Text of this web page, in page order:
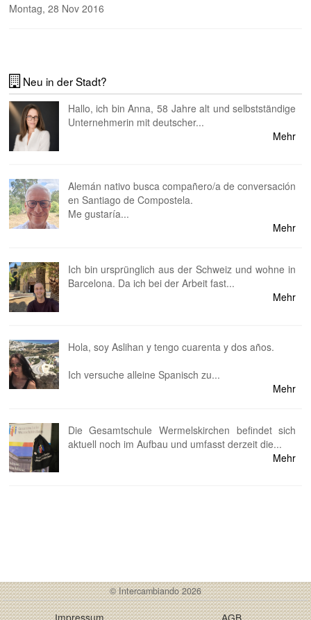
Montag, 28 Nov 2016
Neu in der Stadt?
Hallo, ich bin Anna, 58 Jahre alt und selbstständige
Unternehmerin mit deutscher...
Mehr
Alemán nativo busca compañero/a de conversación
en Santiago de Compostela.
Me gustaría...
Mehr
Ich bin ursprünglich aus der Schweiz und wohne in
Barcelona. Da ich bei der Arbeit fast...
Mehr
Hola, soy Aslihan y tengo cuarenta y dos años.
Ich versuche alleine Spanisch zu...
Mehr
Die Gesamtschule Wermelskirchen befindet sich
aktuell noch im Aufbau und umfasst derzeit die...
Mehr
© Intercambiando 2026
Impressum AGB